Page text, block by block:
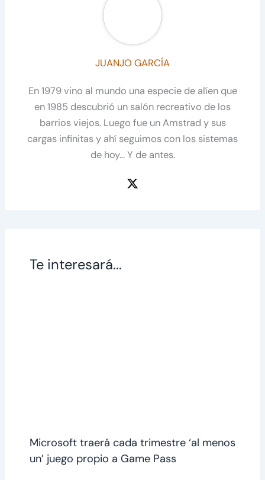
JUANJO GARCÍA
En 1979 vino al mundo una especie de alíen que
en 1985 descubrió un salón recreativo de los
barrios viejos. Luego fue un Amstrad y sus
cargas infinitas y ahí seguimos con los sistemas
de hoy... Y de antes.
Te interesará...
Microsoft traerá cada trimestre ‘al menos
un’ juego propio a Game Pass